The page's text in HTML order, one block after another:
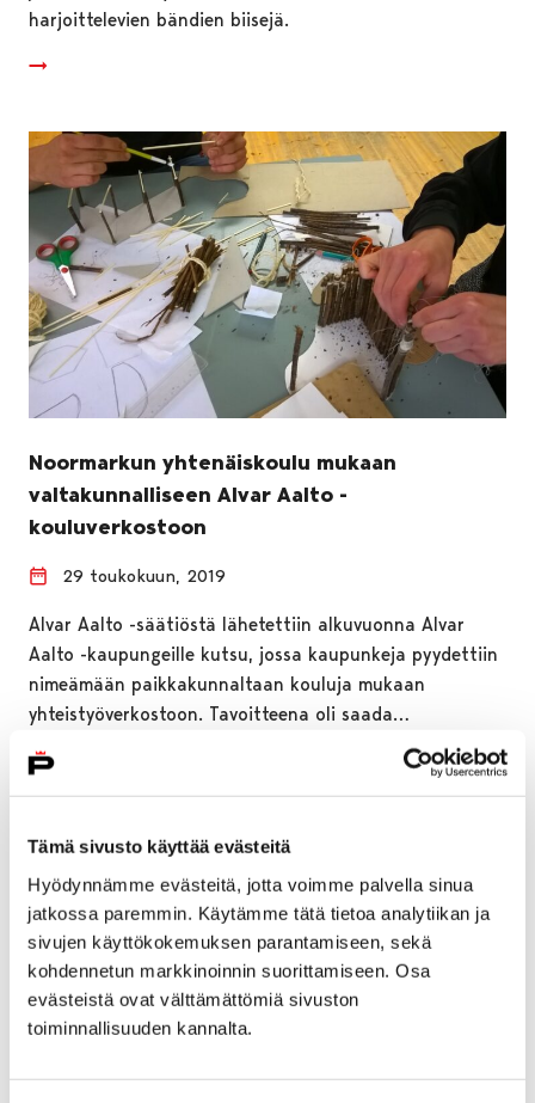
Tämä sivusto käyttää evästeitä
Hyödynnämme evästeitä, jotta voimme palvella sinua
jatkossa paremmin. Käytämme tätä tietoa analytiikan ja
sivujen käyttökokemuksen parantamiseen, sekä
kohdennetun markkinoinnin suorittamiseen. Osa
evästeistä ovat välttämättömiä sivuston
toiminnallisuuden kannalta.
harjoittelevien bändien biisejä.
Noormarkun yhtenäiskoulu mukaan
valtakunnalliseen Alvar Aalto -
kouluverkostoon
29 toukokuun, 2019
Alvar Aalto -säätiöstä lähetettiin alkuvuonna Alvar
Aalto -kaupungeille kutsu, jossa kaupunkeja pyydettiin
nimeämään paikkakunnaltaan kouluja mukaan
yhteistyöverkostoon. Tavoitteena oli saada…